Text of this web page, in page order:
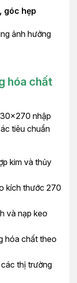
góc hẹp
ảnh hưởng
hóa chất
nhập
tiêu chuẩn
kim và thủy
kích thước 270
và nạp keo
hóa chất theo
thị trường